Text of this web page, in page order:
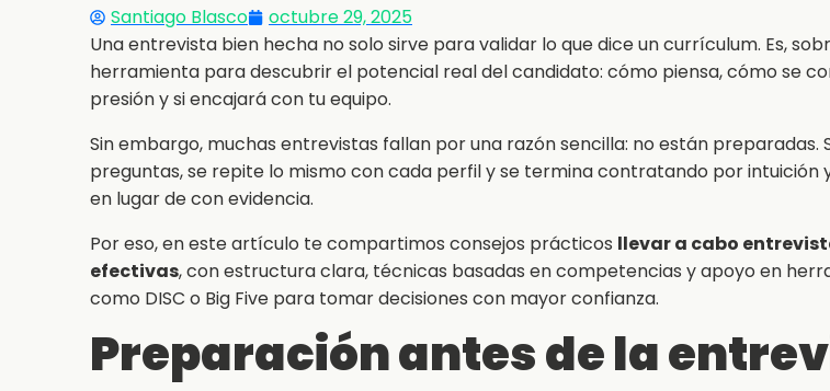
Santiago Blasco
octubre 29, 2025
Una entrevista bien hecha no solo sirve para validar lo que dice un currículum. Es,
herramienta para descubrir el potencial real del candidato: cómo piensa, cómo se
presión y si encajará con tu equipo.
Sin embargo, muchas entrevistas fallan por una razón sencilla: no están preparadas.
preguntas, se repite lo mismo con cada perfil y se termina contratando por intuición
en lugar de con evidencia.
Por eso, en este artículo te compartimos consejos prácticos llevar a cabo
efectivas, con estructura clara, técnicas basadas en competencias y apoyo en
como DISC o Big Five para tomar decisiones con mayor confianza.
Preparación antes de la